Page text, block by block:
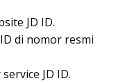
JD ID.
di nomor resmi
JD ID.